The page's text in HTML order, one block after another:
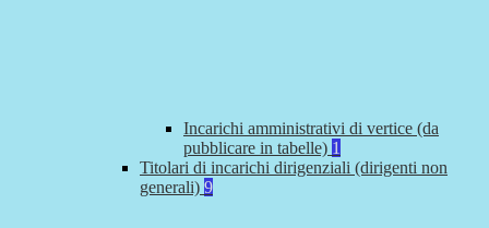
Incarichi amministrativi di vertice (da
pubblicare in tabelle) 1
Titolari di incarichi dirigenziali (dirigenti non
generali) 9